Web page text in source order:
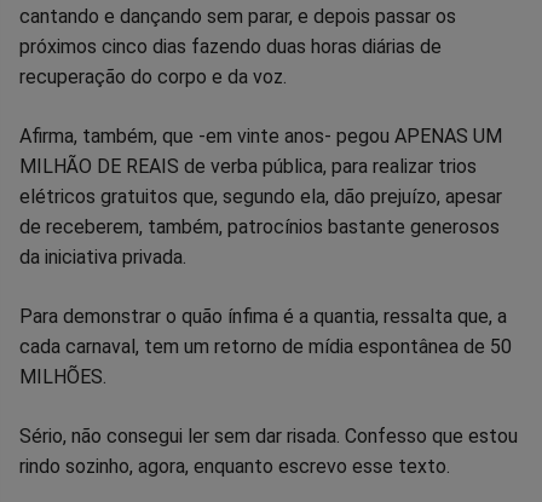
cantando e dançando sem parar, e depois passar os
próximos cinco dias fazendo duas horas diárias de
recuperação do corpo e da voz.
Afirma, também, que -em vinte anos- pegou APENAS UM
MILHÃO DE REAIS de verba pública, para realizar trios
elétricos gratuitos que, segundo ela, dão prejuízo, apesar
de receberem, também, patrocínios bastante generosos
da iniciativa privada.
Para demonstrar o quão ínfima é a quantia, ressalta que, a
cada carnaval, tem um retorno de mídia espontânea de 50
MILHÕES.
Sério, não consegui ler sem dar risada. Confesso que estou
rindo sozinho, agora, enquanto escrevo esse texto.